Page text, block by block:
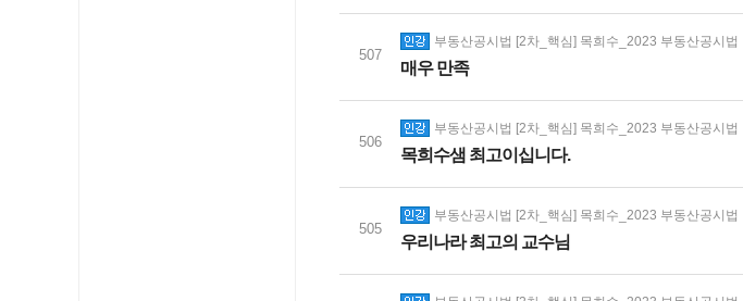
507
부동산공시법 [2차_핵심] 목희수_2023 부동산공시법
매우 만족
506
부동산공시법 [2차_핵심] 목희수_2023 부동산공시법
목희수샘 최고이십니다.
505
부동산공시법 [2차_핵심] 목희수_2023 부동산공시법
우리나라 최고의 교수님